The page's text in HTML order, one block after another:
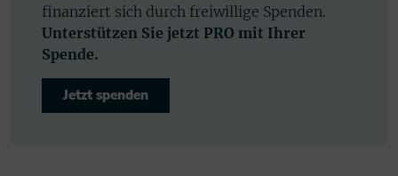
finanziert sich durch freiwillige Spenden.
Unterstützen Sie jetzt PRO mit Ihrer
Spende.
Jetzt spenden